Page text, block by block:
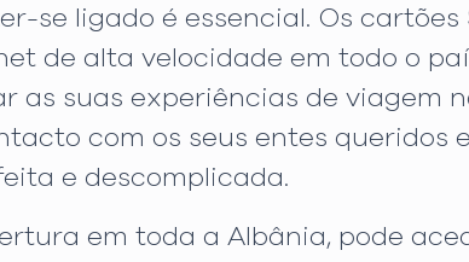
se ligado é essencial. Os cartões
de alta velocidade em todo o
as suas experiências de viagem
com os seus entes queridos
e descomplicada.
em toda a Albânia, pode